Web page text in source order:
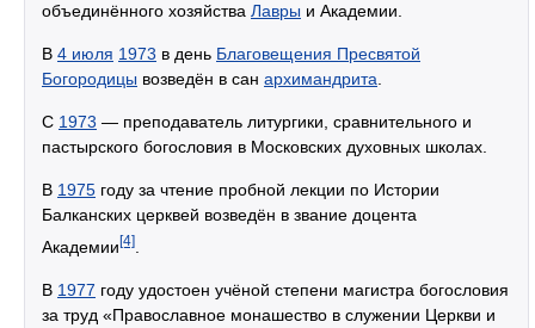
объединённого хозяйства Лавры и Академии.
В 4 июля 1973 в день Благовещения Пресвятой
Богородицы возведён в сан архимандрита.
С 1973 — преподаватель литургики, сравнительного и
пастырского богословия в Московских духовных школах.
В 1975 году за чтение пробной лекции по Истории
Балканских церквей возведён в звание доцента
Академии [4]
В 1977 году удостоен учёной степени магистра богословия
за труд «Православное монашество в служении Церкви и